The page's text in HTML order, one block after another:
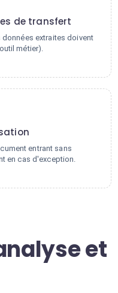
de transfert
extraites doivent
métier).
entrant sans
en cas d'exception.
et